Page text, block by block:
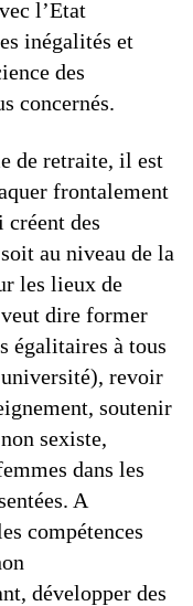
l’Etat
inégalités et
des
concernés.
de retraite, il est
frontalement
des
au niveau de la
les lieux de
dire former
égalitaires à tous
revoir
soutenir
sexiste,
dans les
A
compétences
développer des